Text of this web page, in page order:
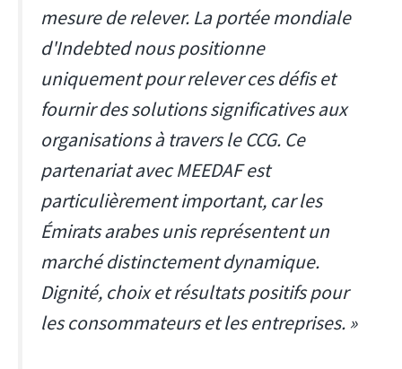
mesure de relever. La portée mondiale
d'Indebted nous positionne
uniquement pour relever ces défis et
fournir des solutions significatives aux
organisations à travers le CCG. Ce
partenariat avec MEEDAF est
particulièrement important, car les
Émirats arabes unis représentent un
marché distinctement dynamique.
Dignité, choix et résultats positifs pour
les consommateurs et les entreprises. »